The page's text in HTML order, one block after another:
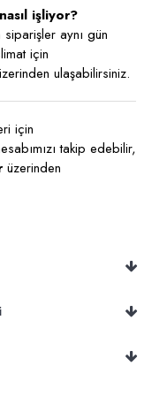
işliyor?
aynı gün
için
ulaşabilirsiniz.
için
takip edebilir,
üzerinden